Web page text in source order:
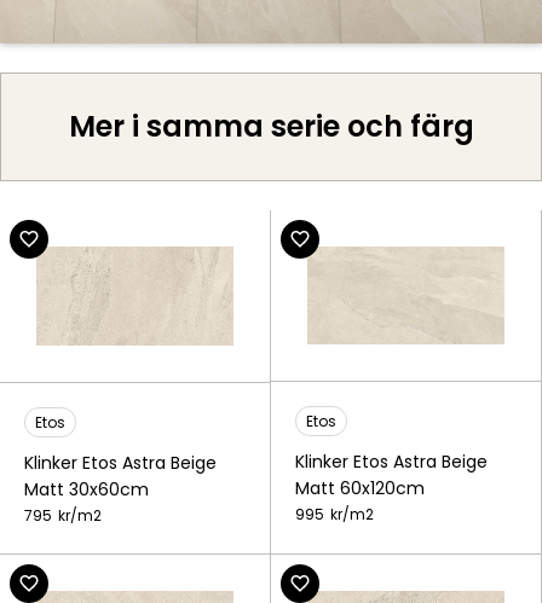
Mer i samma serie och färg
Etos
Klinker Etos Astra Beige
Matt 30x60cm
795 kr/m2
Etos
Klinker Etos Astra Beige
Matt 60x120cm
995 kr/m2